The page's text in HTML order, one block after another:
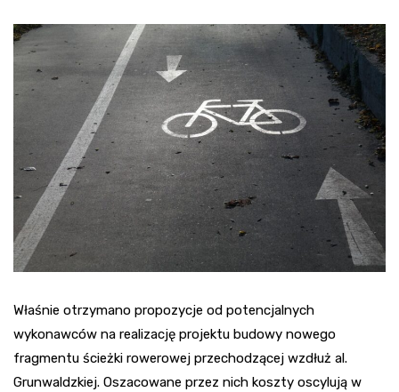
Właśnie otrzymano propozycje od potencjalnych
wykonawców na realizację projektu budowy nowego
fragmentu ścieżki rowerowej przechodzącej wzdłuż al.
Grunwaldzkiej. Oszacowane przez nich koszty oscylują w